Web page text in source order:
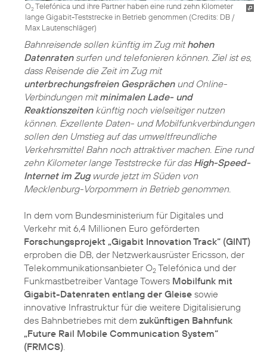
O2Telefónica und ihre Partner haben eine rund zehn Kilometer
lange Gigabit-Teststrecke in Betrieb genommen (Credits: DB /
Max Lautenschläger)
Bahnreisende sollen künftig im Zug mithohen
Datenratensurfen und telefonieren können. Ziel ist es,
dass Reisende die Zeit im Zug mit
unterbrechungsfreien Gesprächenund Online-
Verbindungen mitminimalen Lade- und
Reaktionszeitenkünftig noch vielseitiger nutzen
können. Exzellente Daten- und Mobilfunkverbindungen
sollen den Umstieg auf das umweltfreundliche
Verkehrsmittel Bahn noch attraktiver machen. Eine rund
zehn Kilometer lange Teststrecke für das High-Speed-
Internet im Zugwurde jetzt im Süden von
Mecklenburg-Vorpommern in Betrieb genommen.
In dem vom Bundesministerium für Digitales und
Verkehr mit 6,4 Millionen Euro geförderten
Forschungsprojekt „Gigabit Innovation Track“ (GINT)
erproben die DB, der Netzwerkausrüster Ericsson, der
Telekommunikationsanbieter O2 Telefónica und der
Funkmastbetreiber Vantage Towers Mobilfunk mit
Gigabit-Datenraten entlang der Gleise sowie
innovative Infrastruktur für die weitere Digitalisierung
des Bahnbetriebes mit dem zukünftigen Bahnfunk
„Future Rail Mobile Communication System“
(FRMCS)